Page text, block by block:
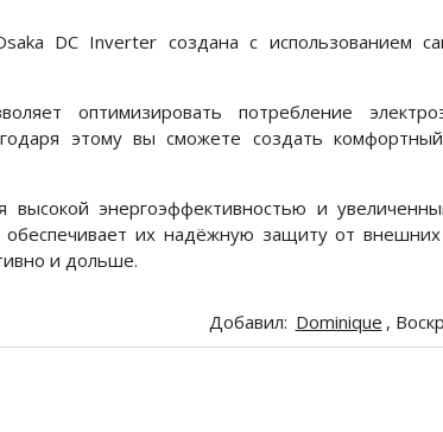
DC Inverter создана с использованием
оптимизировать потребление
этому вы сможете создать
энергоэффективностью и
их надёжную защиту от
и дольше.
Добавил: Dominique ,